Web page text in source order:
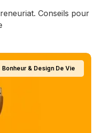
Conseils pour
Bonheur & Design De Vie